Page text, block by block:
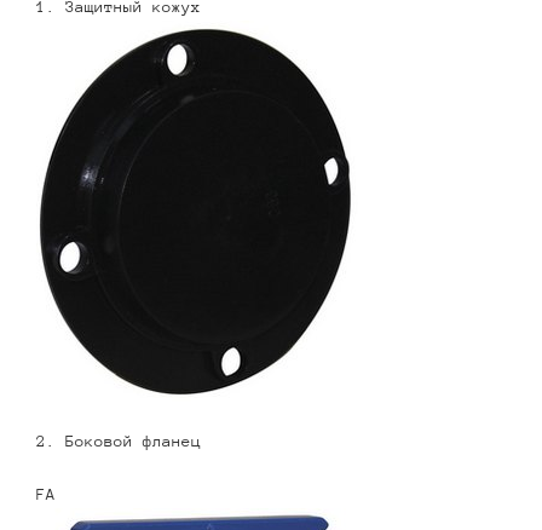
1. Защитный кожух
2. Боковой фланец
FA